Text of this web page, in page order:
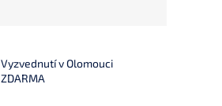
Vyzvednutí v Olomouci
ZDARMA